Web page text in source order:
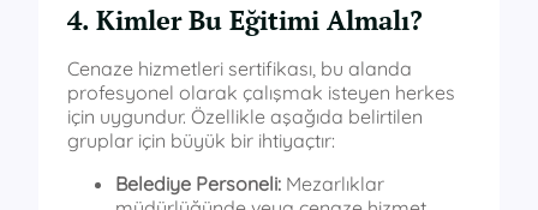
4. Kimler Bu Eğitimi Almalı?
Cenaze hizmetleri sertifikası, bu alanda
profesyonel olarak çalışmak isteyen herkes
için uygundur. Özellikle aşağıda belirtilen
gruplar için büyük bir ihtiyaçtır:
Belediye Personeli: Mezarlıklar